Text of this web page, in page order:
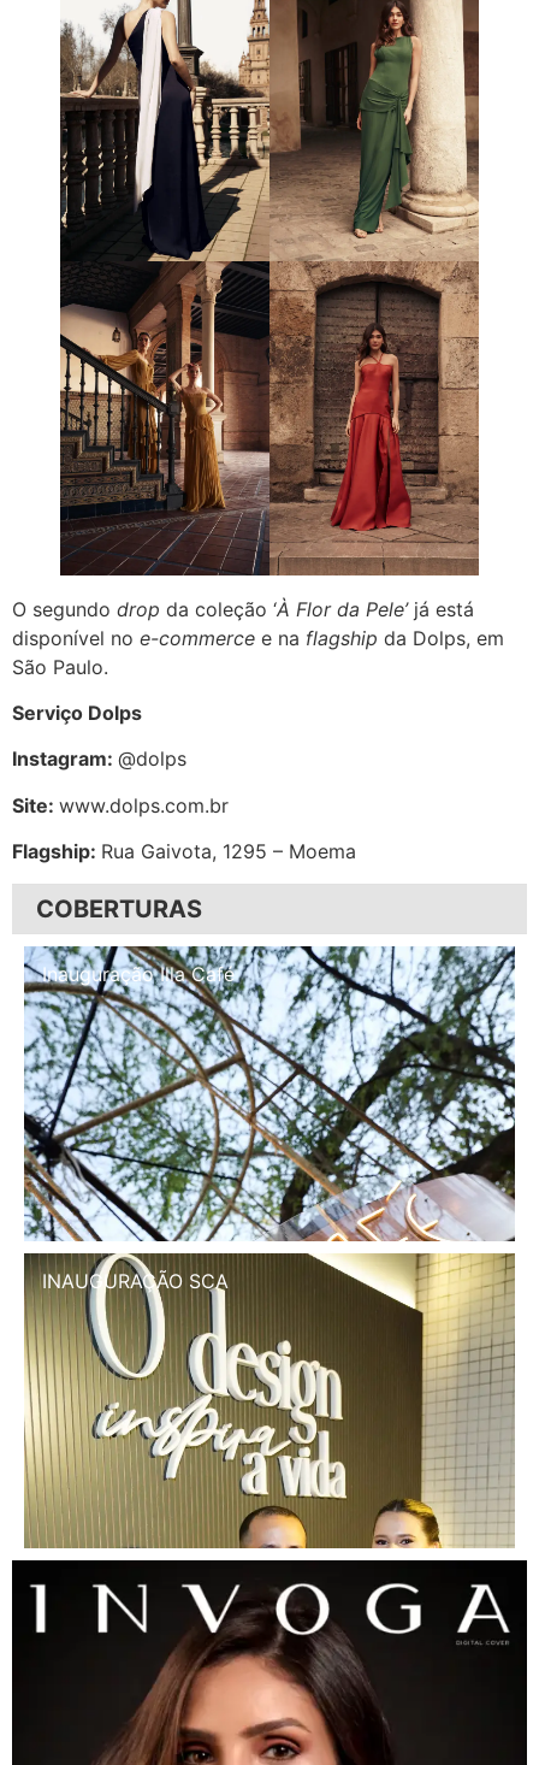
O segundo drop da coleção ‘À Flor da Pele’ já está
disponível no e-commerce e na flagship da Dolps, em
São Paulo.
Serviço Dolps
Instagram: @dolps
Site: www.dolps.com.br
Flagship: Rua Gaivota, 1295 – Moema
COBERTURAS
Inauguração Illa Café
INAUGURAÇÃO SCA